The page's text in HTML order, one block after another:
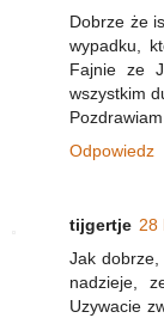
Dobrze że
wypadku,
Fajnie ze
wszystkim
Odpowiedz
tijgertje 28
Jak
nadzieje,
Uzywacie